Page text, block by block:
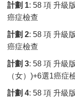
計劃 1: 58 項 升級
癌症檢查
計劃 2: 58 項 升級
癌症檢查
計劃 3: 58 項 升級
（女）)+6選1癌症
計劃 4: 58 項 升級